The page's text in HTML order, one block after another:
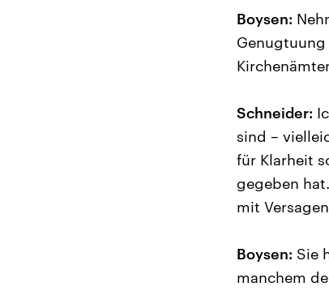
Boysen:
Schneider:
sind –
für Klarheit
gegeben
mit
Boysen: Sie
manchem